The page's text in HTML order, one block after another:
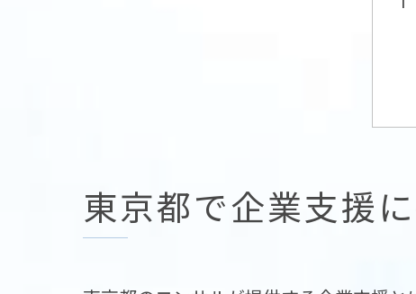
東京都で企業支援